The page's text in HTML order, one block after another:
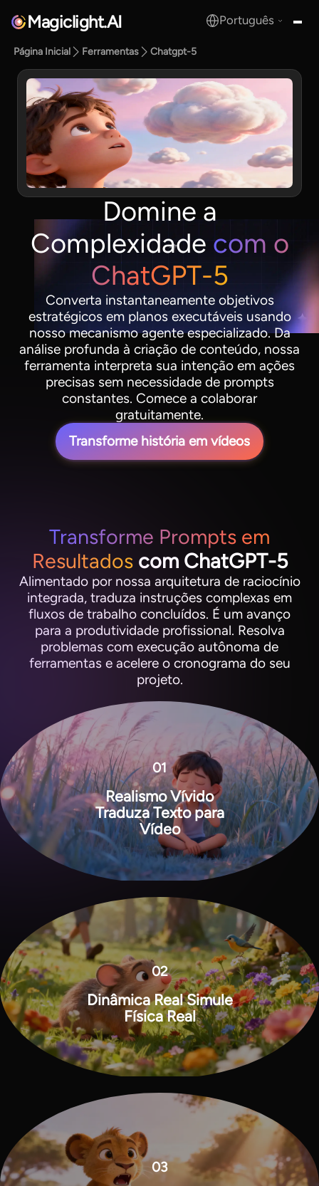
Magiclight.AI
View all tools
Português
Página Inicial Ferramentas Chatgpt-5
Domine a
Complexidade com o
ChatGPT-5
Converta instantaneamente objetivos
estratégicos em planos executáveis usando
nosso mecanismo agente especializado. Da
análise profunda à criação de conteúdo, nossa
ferramenta interpreta sua intenção em ações
precisas sem necessidade de prompts
constantes. Comece a colaborar
gratuitamente.
Transforme história em vídeos
Transforme Prompts em
Resultadoscom ChatGPT-5
Alimentado por nossa arquitetura de raciocínio
integrada, traduza instruções complexas em
fluxos de trabalho concluídos. É um avanço
para a produtividade profissional. Resolva
problemas com execução autônoma de
ferramentas e acelere o cronograma do seu
projeto.
01
Realismo Vívido
Traduza Texto para
Vídeo
02
Dinâmica Real Simule
Física Real
03